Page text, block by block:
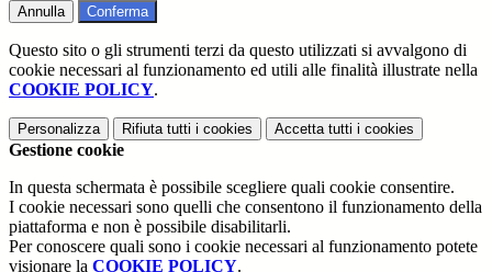
Annulla Conferma
Questo sito o gli strumenti terzi da questo utilizzati si avvalgono di
cookie necessari al funzionamento ed utili alle finalità illustrate nella
COOKIE POLICY.
Personalizza Rifiuta tutti i cookies Accetta tutti i cookies
Gestione cookie
In questa schermata è possibile scegliere quali cookie consentire.
I cookie necessari sono quelli che consentono il funzionamento della
piattaforma e non è possibile disabilitarli.
Per conoscere quali sono i cookie necessari al funzionamento potete
visionare la COOKIE POLICY.